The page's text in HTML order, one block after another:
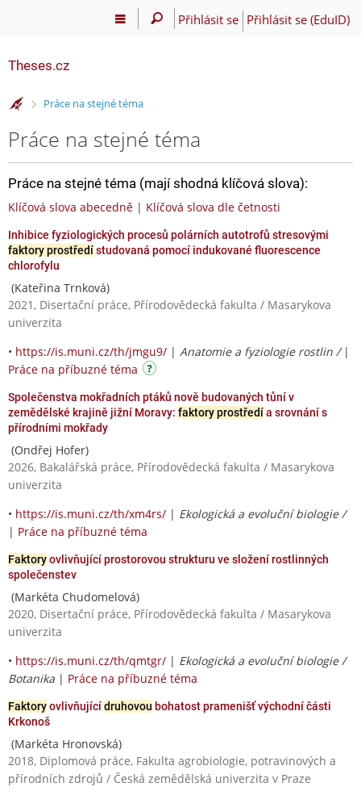
Přihlásit se Přihlásit se (EduID)
Theses.cz
>Práce na stejné téma
Práce na stejné téma
Práce na stejné téma (mají shodná klíčová slova):
Klíčová slova abecedně | Klíčová slova dle četnosti
Inhibice fyziologických procesů polárních autotrofů stresovými
faktory prostředístudovaná pomocí indukované fluorescence
chlorofylu
(Kateřina Trnková)
2021, Disertační práce, Přírodovědecká fakulta / Masarykova
univerzita
• https://is.muni.cz/th/jmgu9/ | Anatomie a fyziologie rostlin / |
Práce na příbuzné téma
Společenstva mokřadních ptáků nově budovaných tůní v
zemědělské krajině jižní Moravy: faktory prostředía srovnání s
přírodními mokřady
(Ondřej Hofer)
2026, Bakalářská práce, Přírodovědecká fakulta / Masarykova
univerzita
• https://is.muni.cz/th/xm4rs/ | Ekologická a evoluční biologie /
| Práce na příbuzné téma
Faktoryovlivňující prostorovou strukturu ve složení rostlinných
společenstev
(Markéta Chudomelová)
2020, Disertační práce, Přírodovědecká fakulta / Masarykova
univerzita
• https://is.muni.cz/th/qmtgr/ | Ekologická a evoluční biologie /
Botanika | Práce na příbuzné téma
Faktoryovlivňujícídruhovou bohatost pramenišť východní části
Krkonoš
(Markéta Hronovská)
2018, Diplomová práce, Fakulta agrobiologie, potravinových a
přírodních zdrojů / Česká zemědělská univerzita v Praze